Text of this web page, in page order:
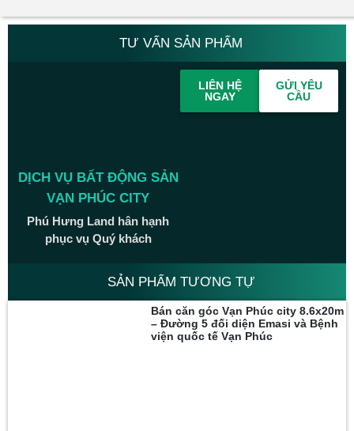
TƯ VẤN SẢN PHẨM
DỊCH VỤ BẤT ĐỘNG SẢN
VẠN PHÚC CITY
Phú Hưng Land hân hạnh
phục vụ Quý khách
LIÊN HỆ
NGAY
GỬI YÊU
CẦU
SẢN PHẨM TƯƠNG TỰ
Bán căn góc Vạn Phúc city 8.6x20m
– Đường 5 đối diện Emasi và Bệnh
viện quốc tế Vạn Phúc